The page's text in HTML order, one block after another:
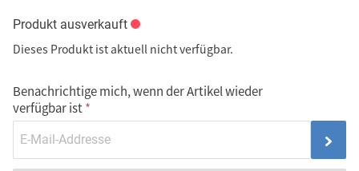
Produkt ausverkauft
Dieses Produkt ist aktuell nicht verfügbar.
Benachrichtige mich, wenn der Artikel wieder
verfügbar ist